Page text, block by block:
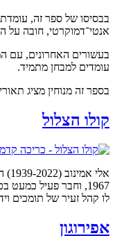
בבסיסו של ספר זה,
אנטי־דמוקרטי, חובה על
בעשורים האחרונים, עם
עומדים למבחן מתמיד.
בספר זה מנוחין מציג
קולו הצלול
1967, וחבר פעיל
לו קהל זעיר של תומכים
אפירוגון